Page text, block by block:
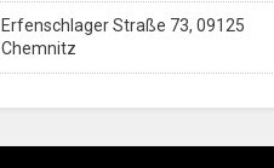
Erfenschlager Straße 73, 09125
Chemnitz